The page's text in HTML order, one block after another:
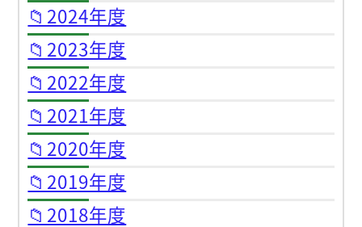
📁2024年度
📁2023年度
📁2022年度
📁2021年度
📁2020年度
📁2019年度
📁2018年度